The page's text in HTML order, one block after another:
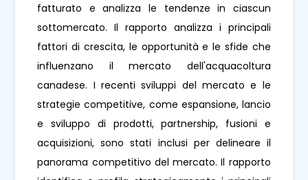
fatturato e analizza le tendenze in ciascun
sottomercato. Il rapporto analizza i principali
fattori di crescita, le opportunità e le sfide che
influenzano il mercato dell'acquacoltura
canadese. I recenti sviluppi del mercato e le
strategie competitive, come espansione, lancio
e sviluppo di prodotti, partnership, fusioni e
acquisizioni, sono stati inclusi per delineare il
panorama competitivo del mercato. Il rapporto